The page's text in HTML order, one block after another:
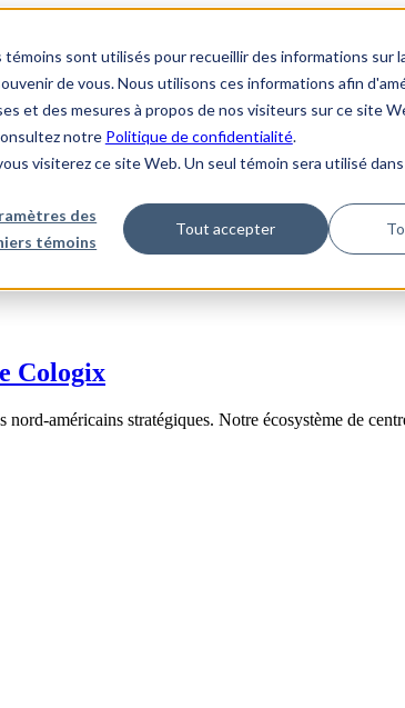
sont utilisés pour recueillir des informations sur
de vous. Nous utilisons ces informations afin
et des mesures à propos de nos visiteurs sur ce site
notre Politique de confidentialité.
visiterez ce site Web. Un seul témoin sera utilisé
des
témoins
Tout accepter
Cologix
américains stratégiques. Notre écosystème de